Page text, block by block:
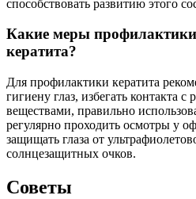
способствовать развитию этого
Какие меры
кератита?
Для профилактики кератита
гигиену глаз, избегать контакта
веществами, правильно
регулярно проходить осмотры у
защищать глаза от
солнцезащитных очков.
Советы